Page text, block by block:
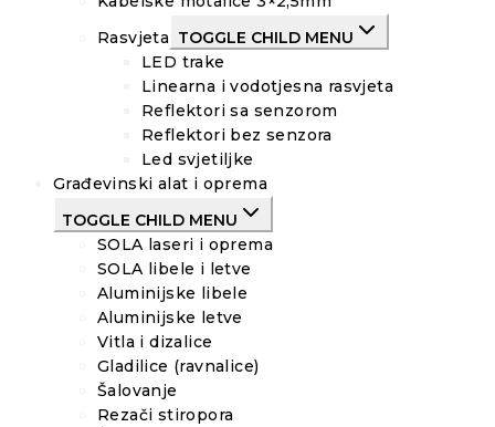
Rasvjeta TOGGLE CHILD MENU
LED trake
Linearna i vodotjesna rasvjeta
Reflektori sa senzorom
Reflektori bez senzora
Led svjetiljke
Građevinski alat i oprema
TOGGLE CHILD MENU
SOLA laseri i oprema
SOLA libele i letve
Aluminijske libele
Aluminijske letve
Vitla i dizalice
Gladilice (ravnalice)
Šalovanje
Rezači stiropora